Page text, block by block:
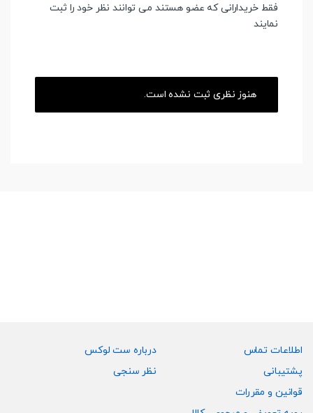
فقط خریدارانی که عضو هستند می توانند نظر خود را ثبت
نمایند
هنوز نظری ثبت نشده است.
اطلاعات تماس
پشتیبانی
قوانین و مقررات
درباره ست لوکس
نظر سنجی